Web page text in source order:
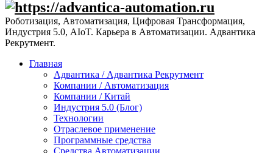
Роботизация, Автоматизация, Цифровая Трансформация,
Индустрия 5.0, AIoT. Карьера в Автоматизации. Адвантика
Рекрутмент.
Главная
Адвантика / Адвантика Рекрутмент
Компании / Автоматизация
Компании / Китай
Индустрия 5.0 (Блог)
Технологии
Отраслевое применение
Программные средства
Средства Автоматизации